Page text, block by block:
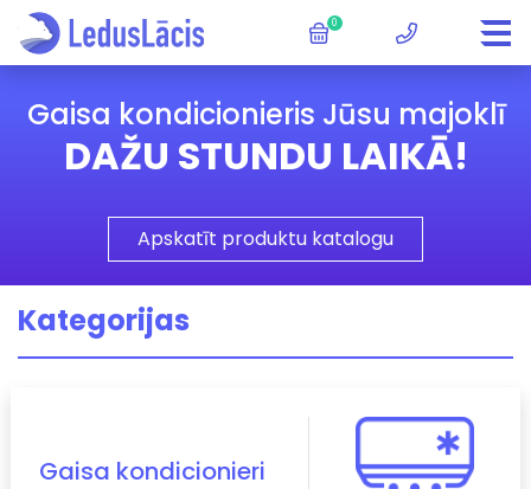
0
Gaisa kondicionieris Jūsu majoklī
DAŽU STUNDU LAIKĀ!
Apskatīt produktu katalogu
Kategorijas
Gaisa kondicionieri